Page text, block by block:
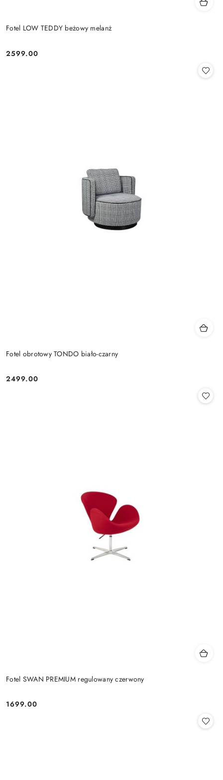
Fotel LOW TEDDY beżowy melanż
Cena:
2599.00
Fotel obrotowy TONDO biało-czarny
Cena:
2499.00
Fotel SWAN PREMIUM regulowany czerwony
Cena:
1699.00